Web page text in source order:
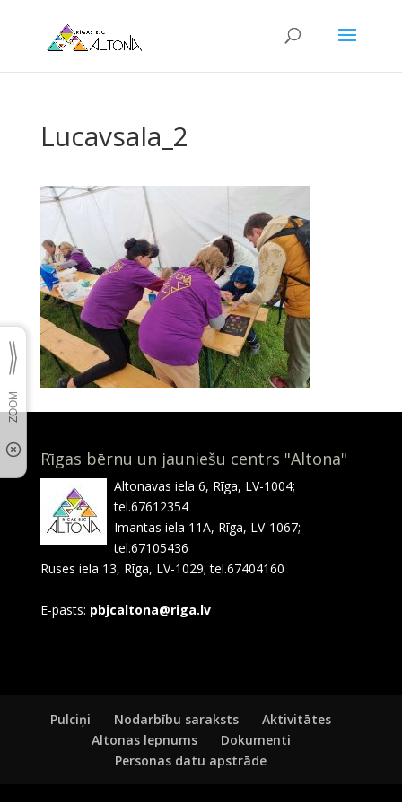
Lucavsala_2
Rīgas bērnu un jauniešu centrs "Altona"
Altonavas iela 6, Rīga, LV-1004;
tel.67612354
Imantas iela 11A, Rīga, LV-1067;
tel.67105436
Ruses iela 13, Rīga, LV-1029; tel.67404160
E-pasts: pbjcaltona@riga.lv
Pulciņi Nodarbību saraksts
Aktivitātes
Altonas lepnums
Dokumenti
Personas datu apstrāde